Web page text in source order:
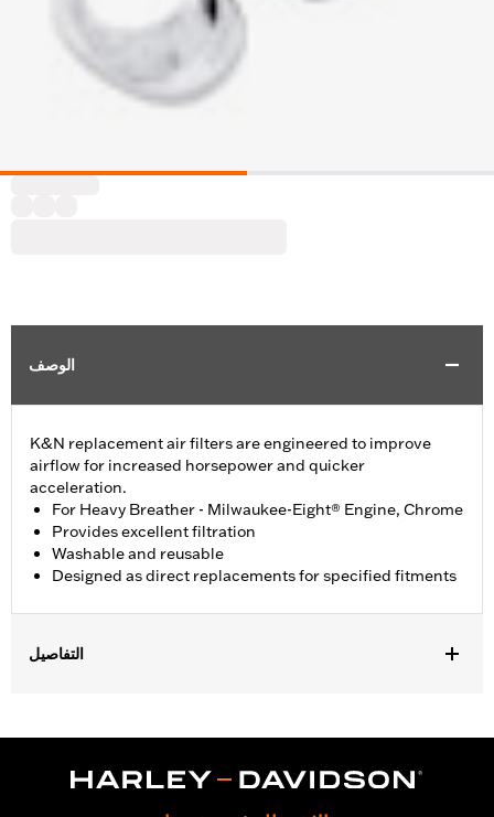
الوصف
K&N replacement air filters are engineered to improve
airflow for increased horsepower and quicker
acceleration.
For Heavy Breather - Milwaukee-Eight® Engine, Chrome
Provides excellent filtration
Washable and reusable
Designed as direct replacements for specified fitments
التفاصيل
29400440 or 29400442.